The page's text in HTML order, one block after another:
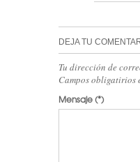
DEJA TU
Tu dirección de
Campos obligatirios
Mensaje(*)